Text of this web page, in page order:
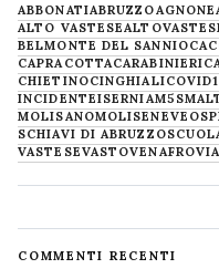
ABBONATIABRUZZOAGNONE
ALTO VASTESE
BELMONTE DEL SANNIO
CAPRACOTTACARABINIERI
CHIETINOCINGHIALI
INCIDENTEISERNIAM5S
MOLISANOMOLISENEVE
SCHIAVI DI ABRUZZO
VASTESEVASTOVENAFRO
COMMENTI RECENTI